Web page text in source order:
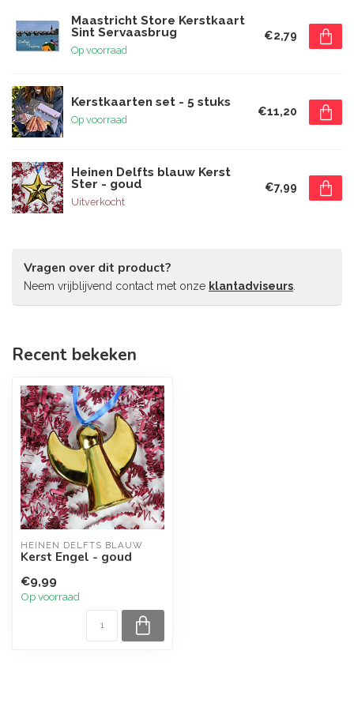
Maastricht Store Kerstkaart
Sint Servaasbrug
Op voorraad
€2,79
Kerstkaarten set - 5 stuks
Op voorraad
€11,20
Heinen Delfts blauw Kerst
Ster - goud
Uitverkocht
€7,99
Vragen over dit product?
Neem vrijblijvend contact met onze klantadviseurs
Recent bekeken
HEINEN DELFTS BLAUW
Kerst Engel - goud
€9,99
Op voorraad